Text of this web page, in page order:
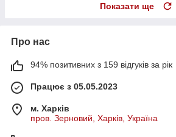
Показати ще
Про нас
94% позитивних з 159 відгуків за рік
Працює з 05.05.2023
м. Харків
пров. Зерновий, Харків, Україна